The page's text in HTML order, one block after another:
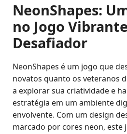
NeonShapes:
no Jogo
Desafiador
NeonShapes é um jogo que
novatos quanto os veteranos
a explorar sua criatividade e
estratégia em um ambiente
envolvente. Com um design
marcado por cores neon, este